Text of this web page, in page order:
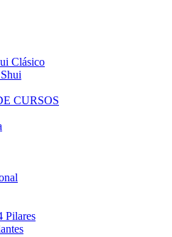
Clásico
CURSOS
Pilares